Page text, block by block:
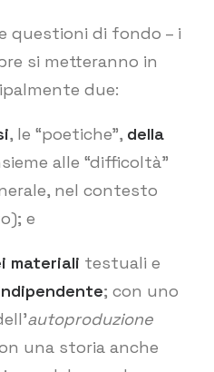
questioni di fondo – i
si metteranno in
due:
, le “poetiche”, della
alle “difficoltà”
nel contesto
e
materiali testuali e
; con uno
autoproduzione
una storia anche